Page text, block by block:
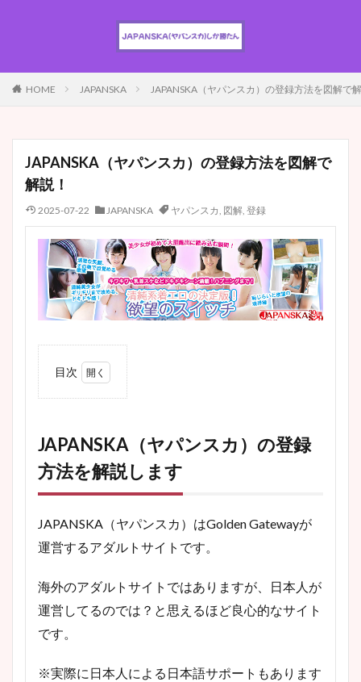
HOME JAPANSKA JAPANSKA（ヤパンスカ）の登録方法を図解で
JAPANSKA（ヤパンスカ）の登録方法を図解で
解説！
2025-07-22 JAPANSKA ヤパンスカ, 図解, 登録
目次
登録方法を解
説します
2
JAPANSKA（ヤ
入会手順を図
JAPANSKA（ヤ
パンスカ）の
安全性を解説
JAPANSKA（ヤパンスカ）の登録
方法を解説します
JAPANSKA（ヤパンスカ）はGolden Gatewayが
運営するアダルトサイトです。
海外のアダルトサイトではありますが、日本人が
運営してるのでは？と思えるほど良心的なサイト
です。
※実際に日本人による日本語サポートもあります